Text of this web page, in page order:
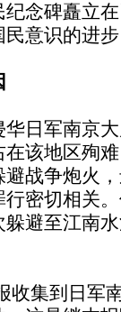
念碑矗立
意识的进步
日军南京大
该地区殉
避战争炮火
密切相关
避至江南
集到日军南